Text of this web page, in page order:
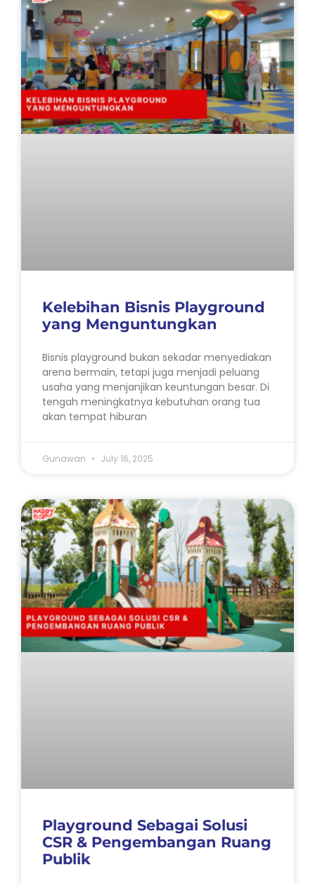
Kelebihan Bisnis Playground
yang Menguntungkan
Bisnis playground bukan sekadar menyediakan
arena bermain, tetapi juga menjadi peluang
usaha yang menjanjikan keuntungan besar. Di
tengah meningkatnya kebutuhan orang tua
akan tempat hiburan
Gunawan July 16, 2025
Playground Sebagai Solusi
CSR & Pengembangan Ruang
Publik